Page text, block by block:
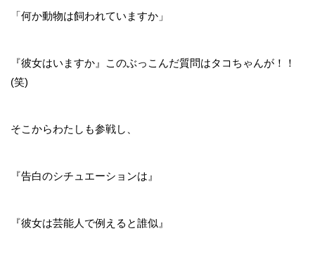
「何か動物は飼われていますか」
『彼女はいますか』このぶっこんだ質問はタコちゃんが！！
(笑)
そこからわたしも参戦し、
『告白のシチュエーションは』
『彼女は芸能人で例えると誰似』